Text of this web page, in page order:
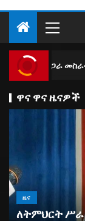
እንዳለባቸው ተገለፀ
ዋና ዋና ዜናዎች
ዜና
ለትምህርት ሥራ